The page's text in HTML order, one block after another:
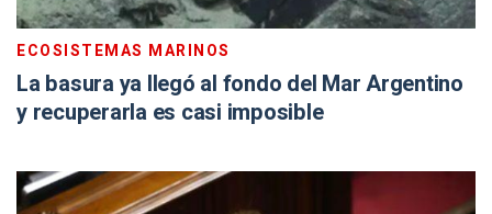
ECOSISTEMAS MARINOS
La basura ya llegó al fondo del Mar Argentino
y recuperarla es casi imposible